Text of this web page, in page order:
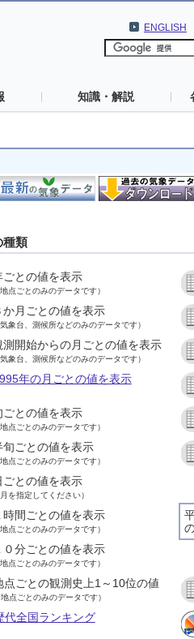
ENGLISH
知識・解説
種類
ごとの値を表示
地点ごとのみのデータです）
か月ごとの値を表示
気象台、測候所などのみのデータです）
測開始からの月ごとの値を表示
気象台、測候所などのみのデータです）
年の月ごとの値を表示
ごとの値を表示
地点ごとのみのデータです）
旬ごとの値を表示
地点ごとのみのデータです）
ごとの値を表示
月を指定してください）
時間ごとの値を表示
地点ごとのみのデータです）
０分ごとの値を表示
地点ごとのみのデータです）
点ごとの観測史上1～10位の値
地点ごとのみのデータです）
代全国ランキング